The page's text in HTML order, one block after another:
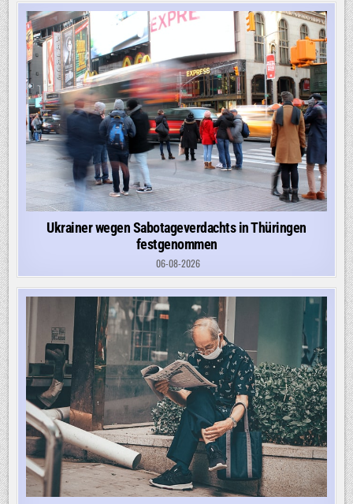
Ukrainer wegen Sabotageverdachts in Thüringen
festgenommen
06-08-2026